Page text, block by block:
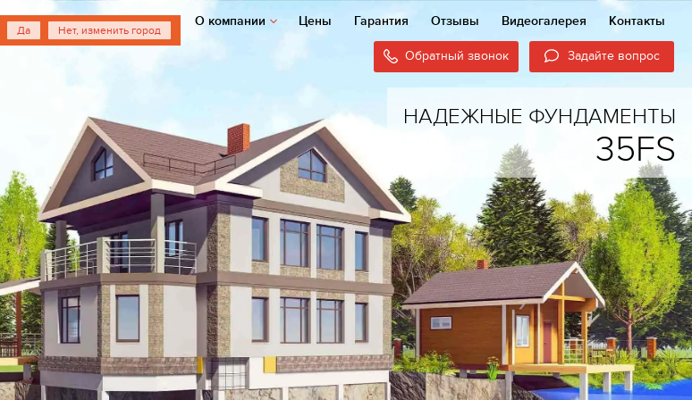
Да Нет, изменить город
О компании Цены Гарантия Отзывы Видеогалерея Контакты
Обратный звонок Задайте вопрос
НАДЕЖНЫЕ ФУНДАМЕНТЫ
35FS